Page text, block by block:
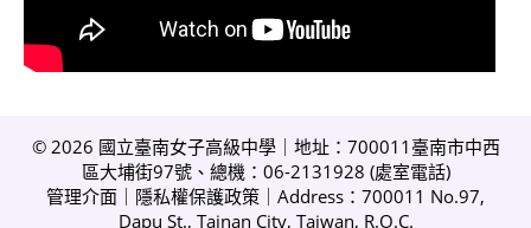
© 2026 國立臺南女子高級中學｜地址：700011臺南市中西
區大埔街97號、總機：06-2131928 (處室電話)
管理介面 ｜ 隱私權保護政策 ｜Address：700011 No.97,
Dapu St., Tainan City, Taiwan, R.O.C.